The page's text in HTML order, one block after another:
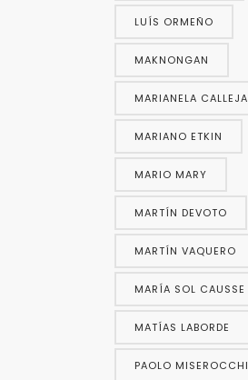
LUÍS ORMEÑO
MAKNONGAN
MARIANELA CALLEJA
MARIANO ETKIN
MARIO MARY
MARTÍN DEVOTO
MARTÍN VAQUERO
MARÍA SOL CAUSSE
MATÍAS LABORDE
PAOLO MISEROCCHI